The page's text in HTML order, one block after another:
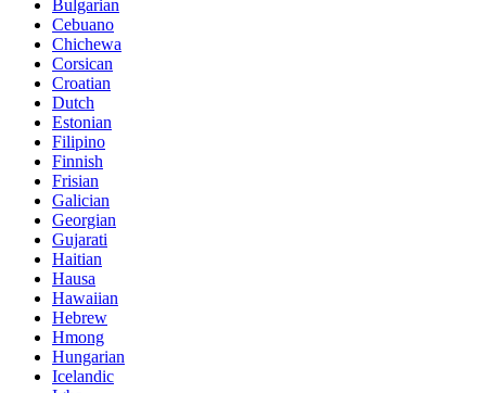
Bulgarian
Cebuano
Chichewa
Corsican
Croatian
Dutch
Estonian
Filipino
Finnish
Frisian
Galician
Georgian
Gujarati
Haitian
Hausa
Hawaiian
Hebrew
Hmong
Hungarian
Icelandic